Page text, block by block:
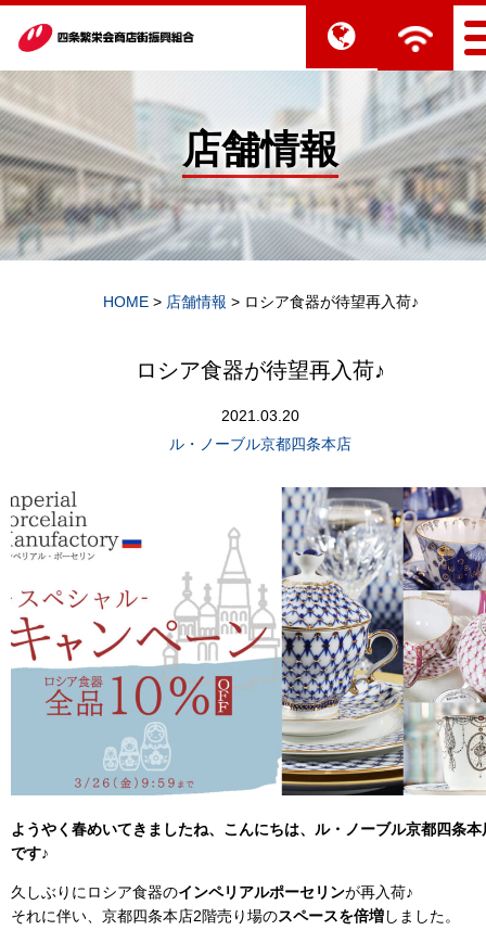
店舗情報
HOME> 店舗情報 > ロシア食器が待望再入荷♪
ロシア食器が待望再入荷♪
2021.03.20
ル・ノーブル京都四条本店
ようやく春めいてきましたね、こんにちは、ル・ノーブル京都四条本
です♪
久しぶりにロシア食器のインペリアルポーセリンが再入荷♪
それに伴い、京都四条本店2階売り場のスペースを倍増しました。